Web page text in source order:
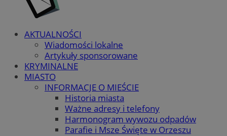
AKTUALNOŚCI
Wiadomości lokalne
Artykuły sponsorowane
KRYMINALNE
MIASTO
INFORMACJE O MIEŚCIE
Historia miasta
Ważne adresy i telefony
Harmonogram wywozu odpadów
Parafie i Msze Święte w Orzeszu